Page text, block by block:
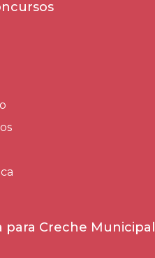
para Creche Municipal